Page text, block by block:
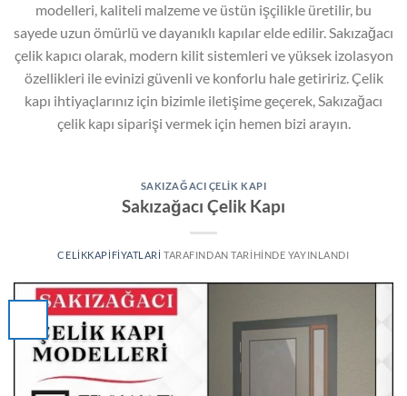
modelleri, kaliteli malzeme ve üstün işçilikle üretilir, bu
sayede uzun ömürlü ve dayanıklı kapılar elde edilir. Sakızağacı
çelik kapıcı olarak, modern kilit sistemleri ve yüksek izolasyon
özellikleri ile evinizi güvenli ve konforlu hale getiririz. Çelik
kapı ihtiyaçlarınız için bizimle iletişime geçerek, Sakızağacı
çelik kapı siparişi vermek için hemen bizi arayın.
SAKIZAĞACI ÇELIK KAPI
Sakızağacı Çelik Kapı
CELIKKAPIFIYATLARI TARAFINDAN TARIHINDE YAYINLANDI